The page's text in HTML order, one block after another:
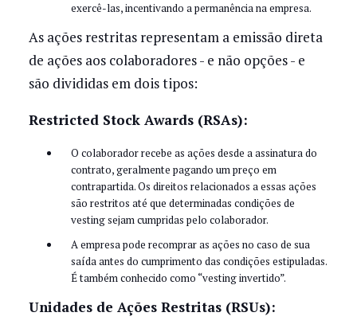
exercê-las, incentivando a permanência na empresa.
As ações restritas representam a emissão direta
de ações aos colaboradores - e não opções - e
são divididas em dois tipos:
Restricted Stock Awards (RSAs):
O colaborador recebe as ações desde a assinatura do
contrato, geralmente pagando um preço em
contrapartida. Os direitos relacionados a essas ações
são restritos até que determinadas condições de
vesting sejam cumpridas pelo colaborador.
A empresa pode recomprar as ações no caso de sua
saída antes do cumprimento das condições estipuladas.
É também conhecido como “vesting invertido”.
Unidades de Ações Restritas (RSUs):